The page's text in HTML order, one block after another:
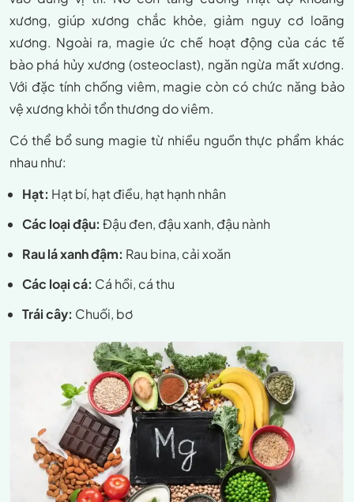
xương, giúp xương chắc khỏe, giảm nguy cơ loãng
xương. Ngoài ra, magie ức chế hoạt động của các tế
bào phá hủy xương (osteoclast), ngăn ngừa mất xương.
Với đặc tính chống viêm, magie còn có chức năng bảo
vệ xương khỏi tổn thương do viêm.
Có thể bổ sung magie từ nhiều nguồn thực phẩm khác
nhau như:
Hạt: Hạt bí, hạt điều, hạt hạnh nhân
Các loại đậu: Đậu đen, đậu xanh, đậu nành
Rau lá xanh đậm: Rau bina, cải xoăn
Các loại cá: Cá hồi, cá thu
Trái cây: Chuối, bơ